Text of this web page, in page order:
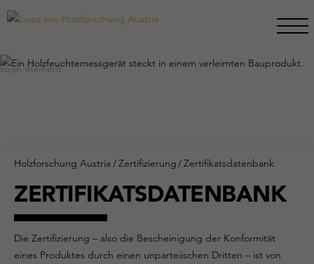
Holzforschung Austria /Zertifizierung/Zertifikatsdatenbank
ZERTIFIKATSDATENBANK
Die Zertifizierung – also die Bescheinigung der Konformität
eines Produktes durch einen unparteiischen Dritten – ist von